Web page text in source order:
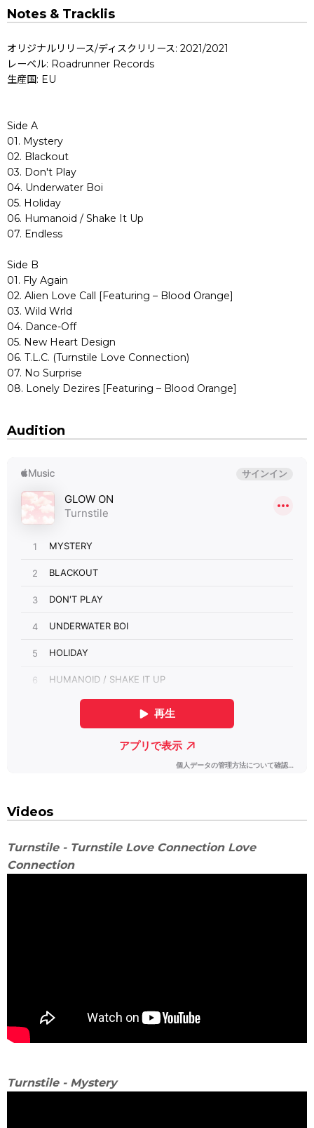
Notes & Tracklis
オリジナルリリース/ディスクリリース: 2021/2021
レーベル: Roadrunner Records
生産国: EU
Side A
01. Mystery
02. Blackout
03. Don't Play
04. Underwater Boi
05. Holiday
06. Humanoid / Shake It Up
07. Endless
Side B
01. Fly Again
02. Alien Love Call [Featuring – Blood Orange]
03. Wild Wrld
04. Dance-Off
05. New Heart Design
06. T.L.C. (Turnstile Love Connection)
07. No Surprise
08. Lonely Dezires [Featuring – Blood Orange]
Audition
Videos
Turnstile - Turnstile Love Connection Love
Connection
Turnstile - Mystery